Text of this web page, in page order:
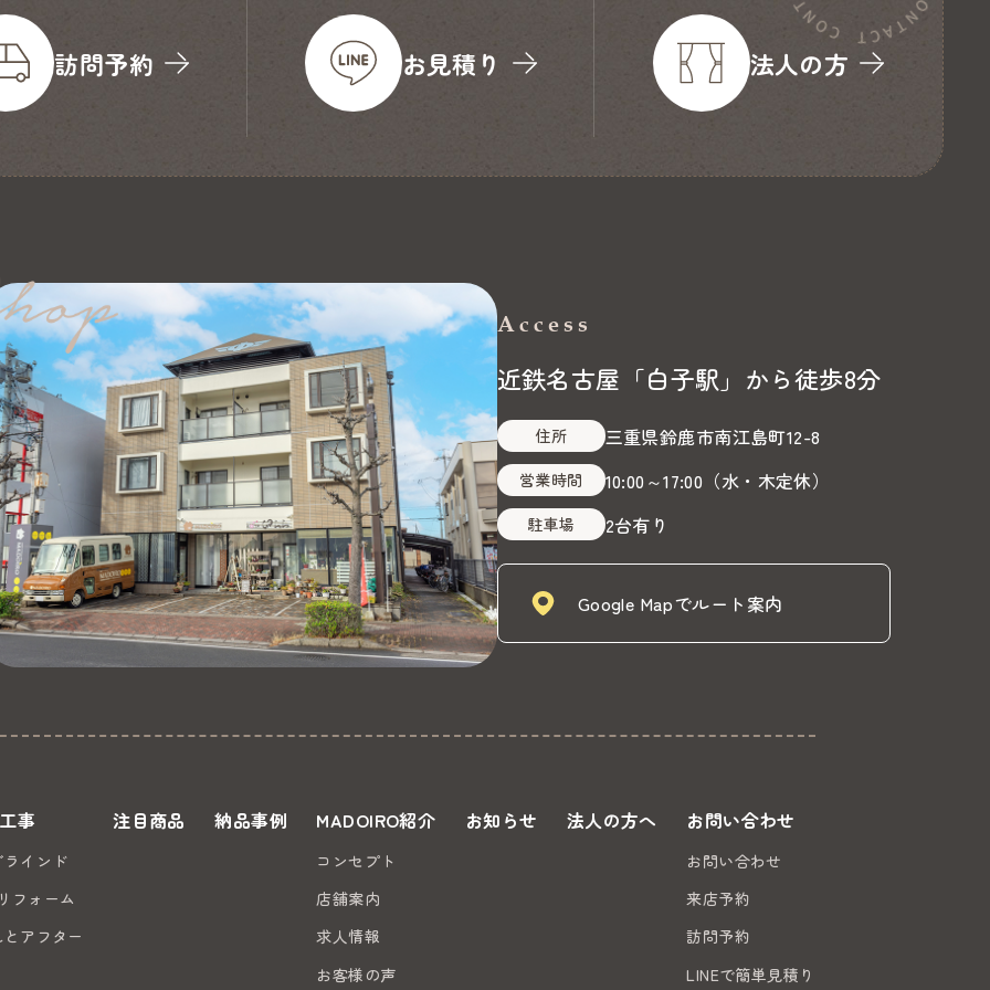
訪問予約 お見積り 法人の方
Access
近鉄名古屋「白子駅」から徒歩8分
住所 三重県鈴鹿市南江島町12-8
営業時間 10:00～17:00 （水・木定休）
駐車場 2台有り
Google Mapでルート案内
事
インド
フォーム
アフター
注目商品 納品事例 MADOIRO紹介
コンセプト
店舗案内
求人情報
お客様の声
お知らせ 法人の方へ お問い合わせ
お問い合わせ
来店予約
訪問予約
LINEで簡単見積り